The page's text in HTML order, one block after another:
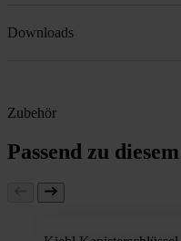
Downloads
Zubehör
Passend zu